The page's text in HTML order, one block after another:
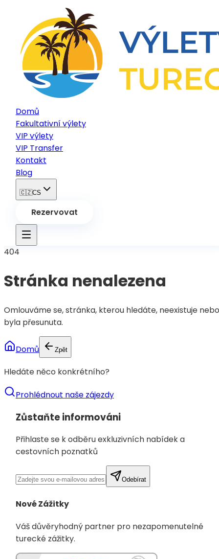
Domů
Fakultativní výlety
VIP výlety
VIP Transfer
Kontakt
Blog
🇨🇿CS
Rezervovat
404
Stránka nenalezena
Omlouváme se, stránka, kterou hledáte, neexistuje nebo
byla přesunuta.
Domů Zpět
Hledáte něco konkrétního?
Prohlédnout naše zájezdy
Zůstaňte informováni
Přihlaste se k odběru exkluzivních nabídek a
cestovních poznatků
Odebírat
Nové Zážitky
Váš důvěryhodný partner pro nezapomenutelné
turecké zážitky.